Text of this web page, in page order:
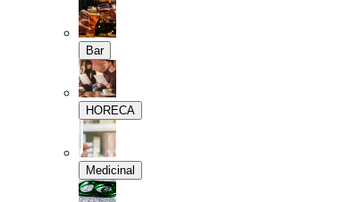
Bar
HORECA
Medicinal